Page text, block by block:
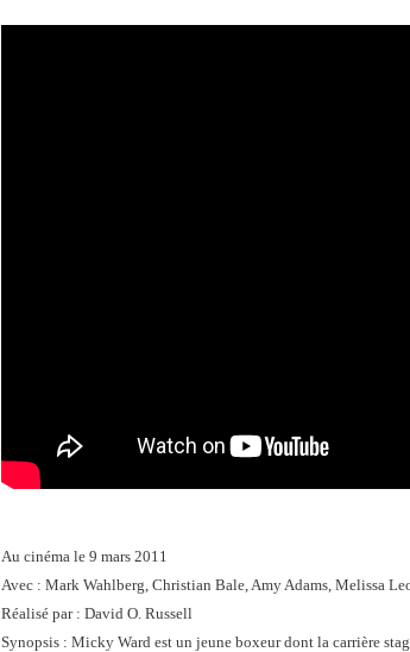
Au cinéma le 9 mars 2011
Avec : Mark Wahlberg, Christian Bale, Amy Adams, Melissa
Réalisé par : David O. Russell
Synopsis : Micky Ward est un jeune boxeur dont la carrière